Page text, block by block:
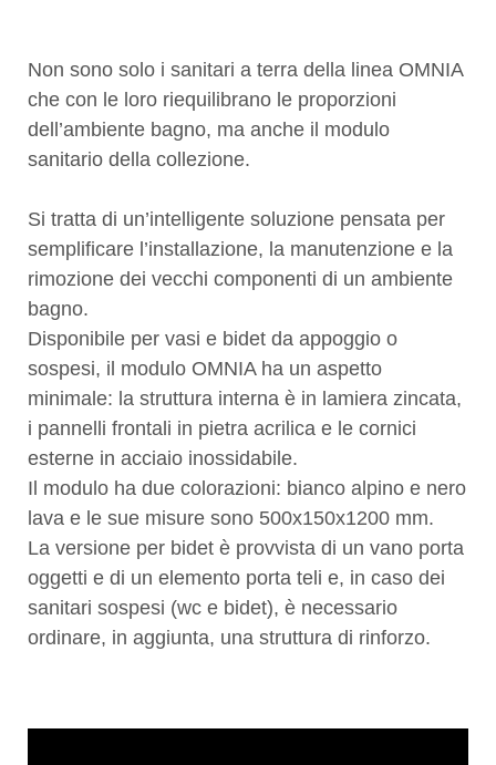
Non sono solo i sanitari a terra della linea OMNIA
che con le loro riequilibrano le proporzioni
dell’ambiente bagno, ma anche il modulo
sanitario della collezione.
Si tratta di un’intelligente soluzione pensata per
semplificare l’installazione, la manutenzione e la
rimozione dei vecchi componenti di un ambiente
bagno.
Disponibile per vasi e bidet da appoggio o
sospesi, il modulo OMNIA ha un aspetto
minimale: la struttura interna è in lamiera zincata,
i pannelli frontali in pietra acrilica e le cornici
esterne in acciaio inossidabile.
Il modulo ha due colorazioni: bianco alpino e nero
lava e le sue misure sono 500x150x1200 mm.
La versione per bidet è provvista di un vano porta
oggetti e di un elemento porta teli e, in caso dei
sanitari sospesi (wc e bidet), è necessario
ordinare, in aggiunta, una struttura di rinforzo.